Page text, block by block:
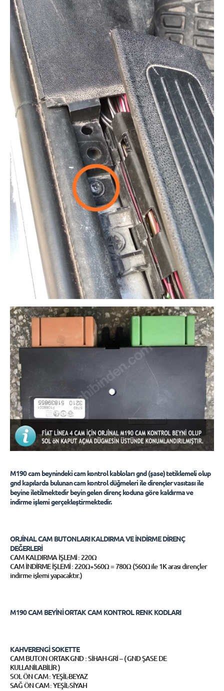
M190 cam beynindeki cam kontrol kabloları gnd (şase) tetiklemeli olup
gnd kapılarda bulunan cam kontrol düğmeleri ile dirençler vasıtası ile
beyine iletilmektedir beyin gelen direnç koduna göre kaldırma ve
indirme işlemi gerçekleştirmektedir.
ORJİNAL CAM BUTONLARI KALDIRMA VE İNDİRME DİRENÇ
DEĞERLERİ
CAM KALDIRMA İŞLEMİ : 220Ω
CAM İNDİRME İŞLEMİ : 220Ω+560Ω = 780Ω (560Ω ile 1K arası dirençler
indirme işlemi yapacaktır.)
M190 CAM BEYİNİ ORTAK CAM KONTROL RENK KODLARI
KAHVERENGİ SOKETTE
CAM BUTON ORTAK GND : SİHAH-GRİ – ( GND ŞASE DE
KULLANİLABİLİR )
SOL ÖN CAM : YEŞİL-BEYAZ
SAĞ ÖN CAM : YEŞİL-SİYAH